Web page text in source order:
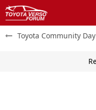
Toyota Community